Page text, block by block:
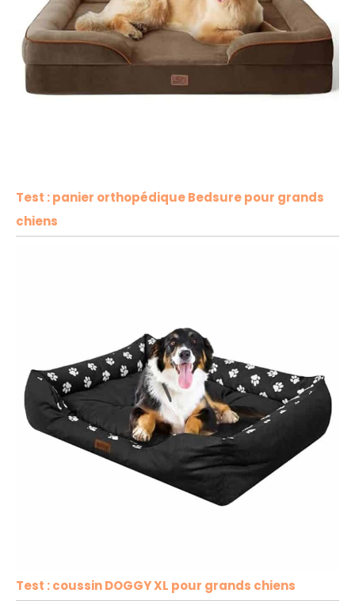
Test : panier orthopédique Bedsure pour grands
chiens
Test : coussin DOGGY XL pour grands chiens